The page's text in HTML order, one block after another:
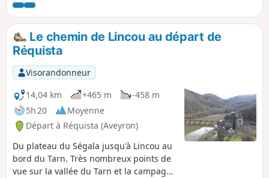
réquistanaise, terre d'élevage,
notamment de la brebis Lacaune dont le
lait sert à la fabrication du Roquefort.
Le chemin de Lincou au départ de
Réquista
Visorandonneur
14,04 km
+465 m
-458 m
5h 20
Moyenne
Départ à Réquista (Aveyron)
Du plateau du Ségala jusqu'à Lincou au
bord du Tarn. Très nombreux points de
vue sur la vallée du Tarn et la campagne